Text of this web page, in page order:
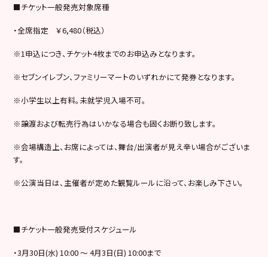
■チケット一般発売対象席種
・全席指定 ￥6,480（税込）
※1 申込につき、チケット4枚までのお申込みとなります。
※セブンイレブン、ファミリーマートのいずれかにて発券となります。
※小学生以上有料。未就学児入場不可。
※譲渡および転売行為はいかなる場合も固くお断り致します。
※会場構造上、お席によっては、舞台/出演者が見え辛い場合がございま
す。
※公演当日は、主催者が定めた観覧ルールに沿って、お楽しみ下さい。
■チケット一般発売受付スケジュール
・3月30日(水) 10:00～ 4月3日(日) 10:00まで